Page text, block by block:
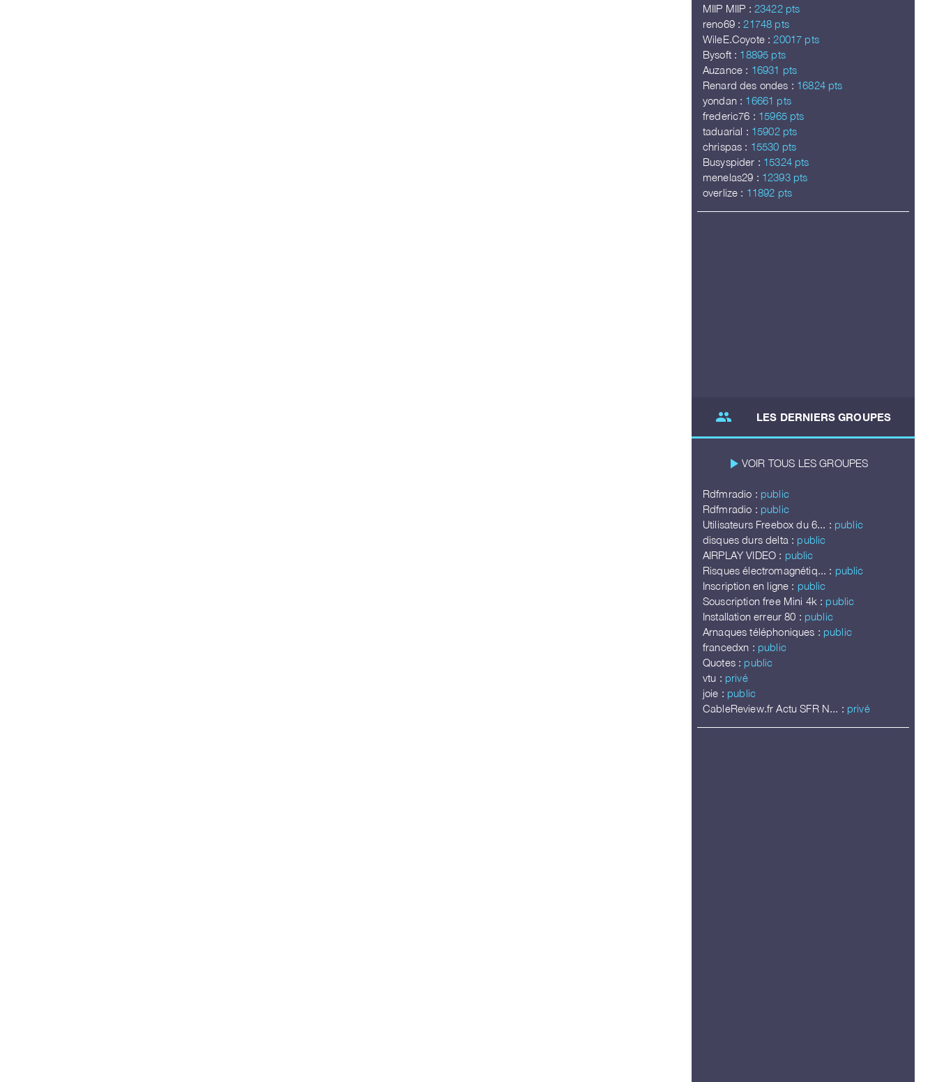
MIIP MIIP : 23422 pts
reno69 : 21748 pts
WileE.Coyote : 20017 pts
Bysoft : 18895 pts
Auzance : 16931 pts
Renard des ondes : 16824 pts
yondan : 16661 pts
frederic76 : 15965 pts
taduarial : 15902 pts
chrispas : 15530 pts
Busyspider : 15324 pts
menelas29 : 12393 pts
overlize : 11892 pts
group LES DERNIERS GROUPES
play_arrow VOIR TOUS LES GROUPES
Rdfmradio : public
Rdfmradio : public
Utilisateurs Freebox du 6... : public
disques durs delta : public
AIRPLAY VIDEO : public
Risques électromagnétiq... : public
Inscription en ligne : public
Souscription free Mini 4k : public
Installation erreur 80 : public
Arnaques téléphoniques : public
francedxn : public
Quotes : public
vtu : privé
joie : public
CableReview.fr Actu SFR N... : privé